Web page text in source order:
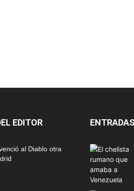
EDITOR
al Diablo otra